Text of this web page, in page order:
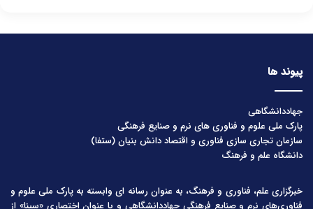
پیوند ها
جهاددانشگاهی
پارک ملی علوم و فناوری های نرم و صنایع فرهنگی
سازمان تجاری سازی فناوری و اقتصاد دانش بنیان (ستفا)
دانشگاه علم و فرهنگ
خبرگزاری علم، فناوری و فرهنگ، به عنوان رسانه ای وابسته به پارک ملی علوم و